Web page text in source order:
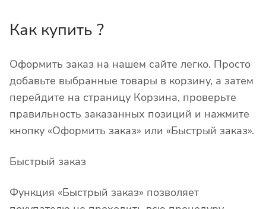
Как купить ?
Оформить заказ на нашем сайте легко. Просто
добавьте выбранные товары в корзину, а затем
перейдите на страницу Корзина, проверьте
правильность заказанных позиций и нажмите
кнопку «Оформить заказ» или «Быстрый заказ».
Быстрый заказ
Функция «Быстрый заказ» позволяет